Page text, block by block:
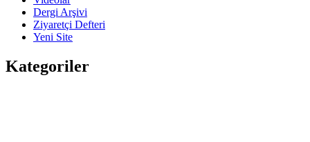
Dergi Arşivi
Ziyaretçi Defteri
Yeni Site
Kategoriler